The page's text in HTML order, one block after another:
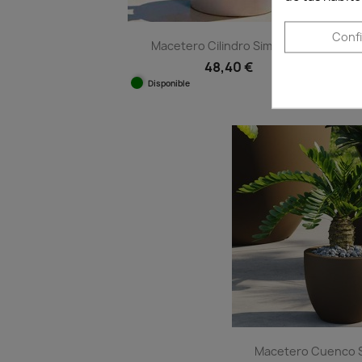
Macetero Cilindro Simple -...
48,40 €
Disponible
Vista rápida
Macetero Cuenco